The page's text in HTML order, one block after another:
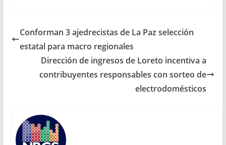
Conforman 3 ajedrecistas de La Paz selección
estatal para macro regionales
Dirección de ingresos de Loreto incentiva a
contribuyentes responsables con sorteo de
electrodomésticos